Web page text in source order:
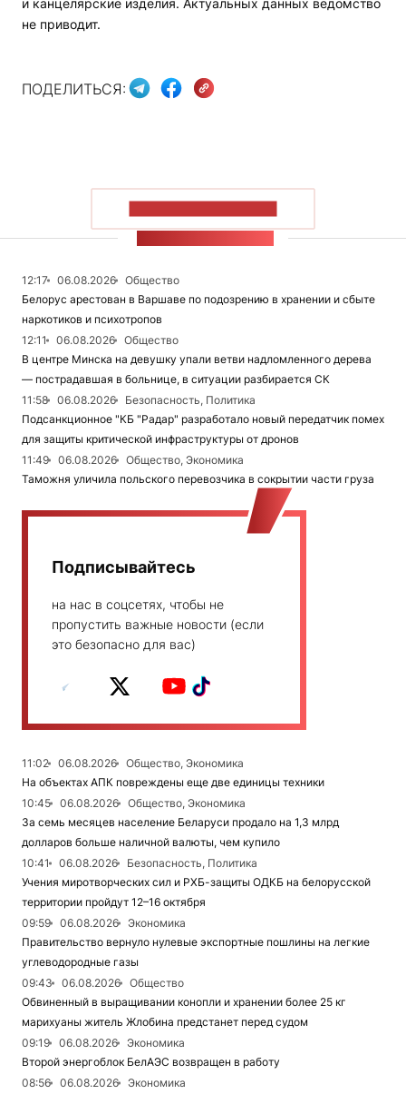
и канцелярские изделия. Актуальных данных ведомство
не приводит.
ПОДЕЛИТЬСЯ:
12:17 06.08.2026
Общество
Белорус арестован в Варшаве по подозрению в хранении и сбыте
наркотиков и психотропов
12:11
06.08.2026
Общество
В центре Минска на девушку упали ветви надломленного дерева
— пострадавшая в больнице, в ситуации разбирается СК
11:58
06.08.2026
Безопасность, Политика
Подсанкционное "КБ "Радар" разработало новый передатчик помех
для защиты критической инфраструктуры от дронов
11:49
06.08.2026
Общество, Экономика
Таможня уличила польского перевозчика в сокрытии части груза
Подписывайтесь
на нас в соцсетях, чтобы не
пропустить важные новости (если
это безопасно для вас)
11:02 06.08.2026
Общество, Экономика
На объектах АПК повреждены еще две единицы техники
10:45
06.08.2026
Общество, Экономика
За семь месяцев население Беларуси продало на 1,3 млрд
долларов больше наличной валюты, чем купило
10:41
06.08.2026
Безопасность, Политика
Учения миротворческих сил и РХБ-защиты ОДКБ на белорусской
территории пройдут 12–16 октября
09:59
06.08.2026
Экономика
Правительство вернуло нулевые экспортные пошлины на легкие
углеводородные газы
09:43
06.08.2026
Общество
Обвиненный в выращивании конопли и хранении более 25 кг
марихуаны житель Жлобина предстанет перед судом
09:19
06.08.2026
Экономика
Второй энергоблок БелАЭС возвращен в работу
08:56
06.08.2026
Экономика